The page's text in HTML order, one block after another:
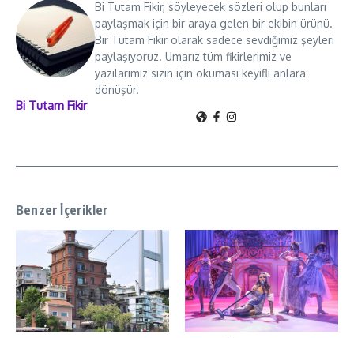
Bi Tutam Fikir
Bi Tutam Fikir, söyleyecek sözleri olup bunları
paylaşmak için bir araya gelen bir ekibin ürünü.
Bir Tutam Fikir olarak sadece sevdiğimiz şeyleri
paylaşıyoruz. Umarız tüm fikirlerimiz ve
yazılarımız sizin için okuması keyifli anlara
dönüşür.
Benzer İçerikler